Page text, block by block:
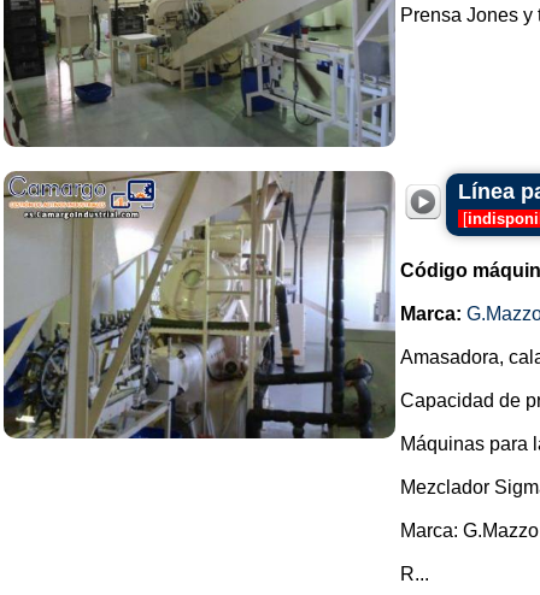
Prensa Jones y
Línea
[
Código
Marca:
Amasadora,
Capacidad de
Máquinas para
Mezclador
Marca:
R...